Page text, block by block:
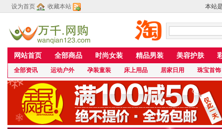
设为首页 收藏本站 本站
网站首页 全部商品 时尚女装 精品男装 美容护肤
全部资讯 运动户外 孕装童装 床上用品 居家日用 珠宝首饰